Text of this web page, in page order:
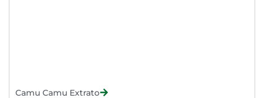
Camu Camu Extrato